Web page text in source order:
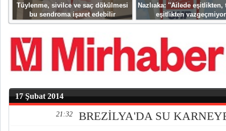
Tüylenme, sivilce ve saç dökülmesi
bu sendroma işaret edebilir
Nazlıaka: ''Ailede eşitlikten,
eşitlikten
17 Şubat 2014
21:32 BREZİLYA'DA SU